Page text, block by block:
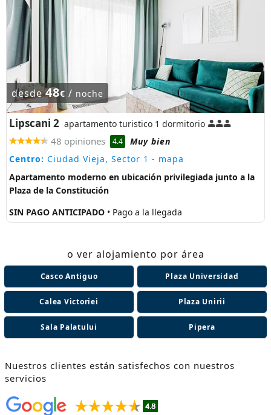
desde48€ / noche
Lipscani 2 apartamento turistico 1 dormitorio
48 opiniones 4.4
Muy bien
Centro: Ciudad Vieja, Sector 1 - mapa
Apartamento moderno en ubicación privilegiada junto a la
Plaza de la Constitución
SIN PAGO ANTICIPADO • Pago a la llegada
o ver alojamiento por área
Casco Antiguo Plaza Universidad
Calea Victoriei Plaza Unirii
Sala Palatului Pipera
Nuestros clientes están satisfechos con nuestros
servicios